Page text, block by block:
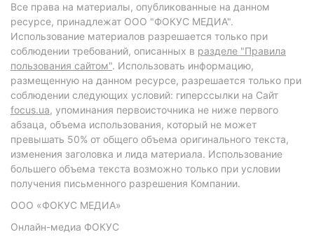
Все права на материалы, опубликованные на данном
ресурсе, принадлежат ООО "ФОКУС МЕДИА".
Использование материалов разрешается только при
соблюдении требований, описанных в разделе "Правила
пользования сайтом". Использовать информацию,
размещенную на данном ресурсе, разрешается только при
соблюдении следующих условий: гиперссылки на Сайт
focus.ua, упоминания первоисточника не ниже первого
абзаца, объема использования, который не может
превышать 50% от общего объема оригинального текста,
изменения заголовка и лида материала. Использование
большего объема текста возможно только при условии
получения письменного разрешения Компании.
ООО «ФОКУС МЕДИА»
Онлайн-медиа ФОКУС